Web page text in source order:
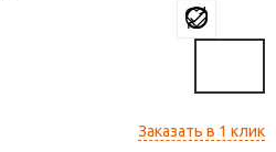
Заказать в 1 клик